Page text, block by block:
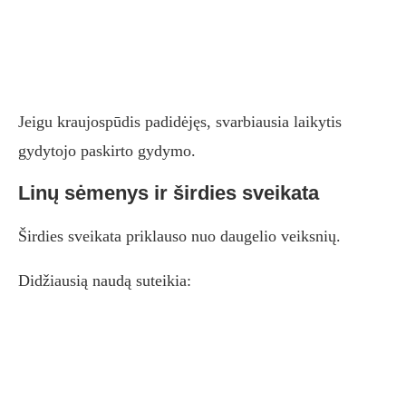
Jeigu kraujospūdis padidėjęs, svarbiausia laikytis
gydytojo paskirto gydymo.
Linų sėmenys ir širdies sveikata
Širdies sveikata priklauso nuo daugelio veiksnių.
Didžiausią naudą suteikia: